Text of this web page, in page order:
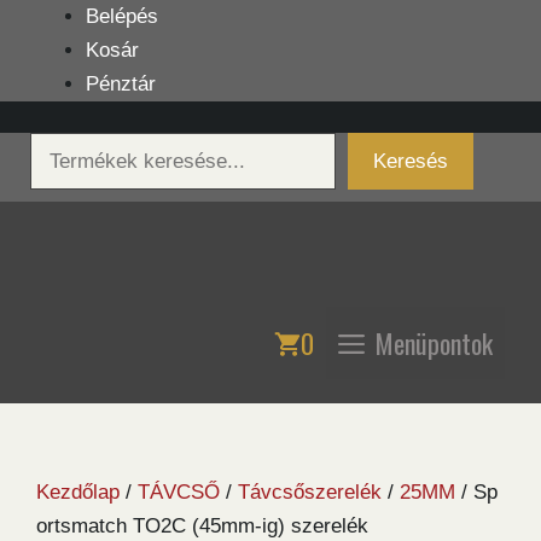
tartalomba
Belépés
Kosár
Pénztár
Keresés
Keresés
0 Menüpontok
Kezdőlap / TÁVCSŐ / Távcsőszerelék / 25MM / Sp
ortsmatch TO2C (45mm-ig) szerelék